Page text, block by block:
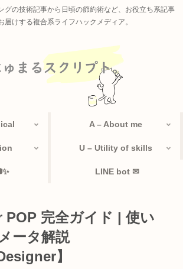
グの技術記事から日頃の節約術など、お役立ち系記事
届けする複合系ライフハックメディア。
A – About me
U – Utility of skills
LINE bot ✉
完全ガイド | 使い
ータ解説
】